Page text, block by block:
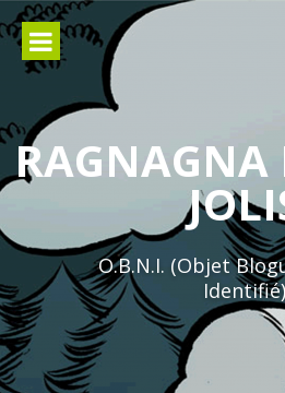
Aller
au
contenu
RAGNAGNA
O.B.N.I. (Objet
Identifié)